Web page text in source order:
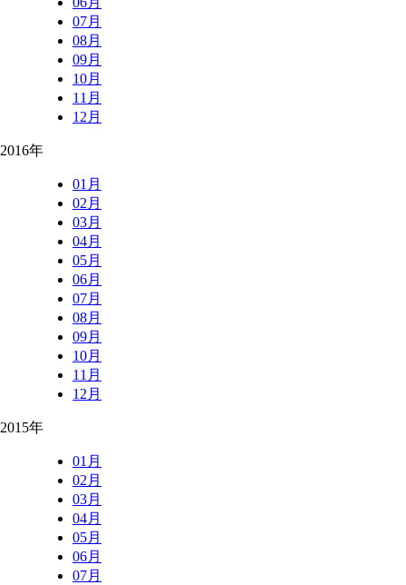
07月
08月
09月
10月
11月
12月
2016年
01月
02月
03月
04月
05月
06月
07月
08月
09月
10月
11月
12月
2015年
01月
02月
03月
04月
05月
06月
07月